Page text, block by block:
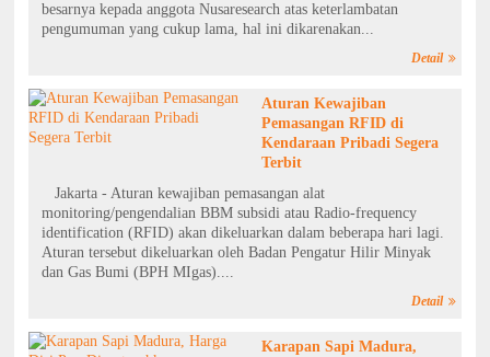
besarnya kepada anggota Nusaresearch atas keterlambatan
pengumuman yang cukup lama, hal ini dikarenakan...
Detail
Aturan Kewajiban
Pemasangan RFID di
Kendaraan Pribadi Segera
Terbit
Jakarta - Aturan kewajiban pemasangan alat
monitoring/pengendalian BBM subsidi atau Radio-frequency
identification (RFID) akan dikeluarkan dalam beberapa hari lagi.
Aturan tersebut dikeluarkan oleh Badan Pengatur Hilir Minyak
dan Gas Bumi (BPH MIgas)....
Detail
Karapan Sapi Madura,